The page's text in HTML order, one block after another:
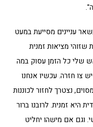
עניינים מסייעת במעט
מציאות זמנית
שלי כל הזמן עסוק במה
צו חזרה. עכשיו אנחנו
נצטרך לחזור לכוננות
היא זמנית. לרובנו ברור
וגם אם מישהו יחליט